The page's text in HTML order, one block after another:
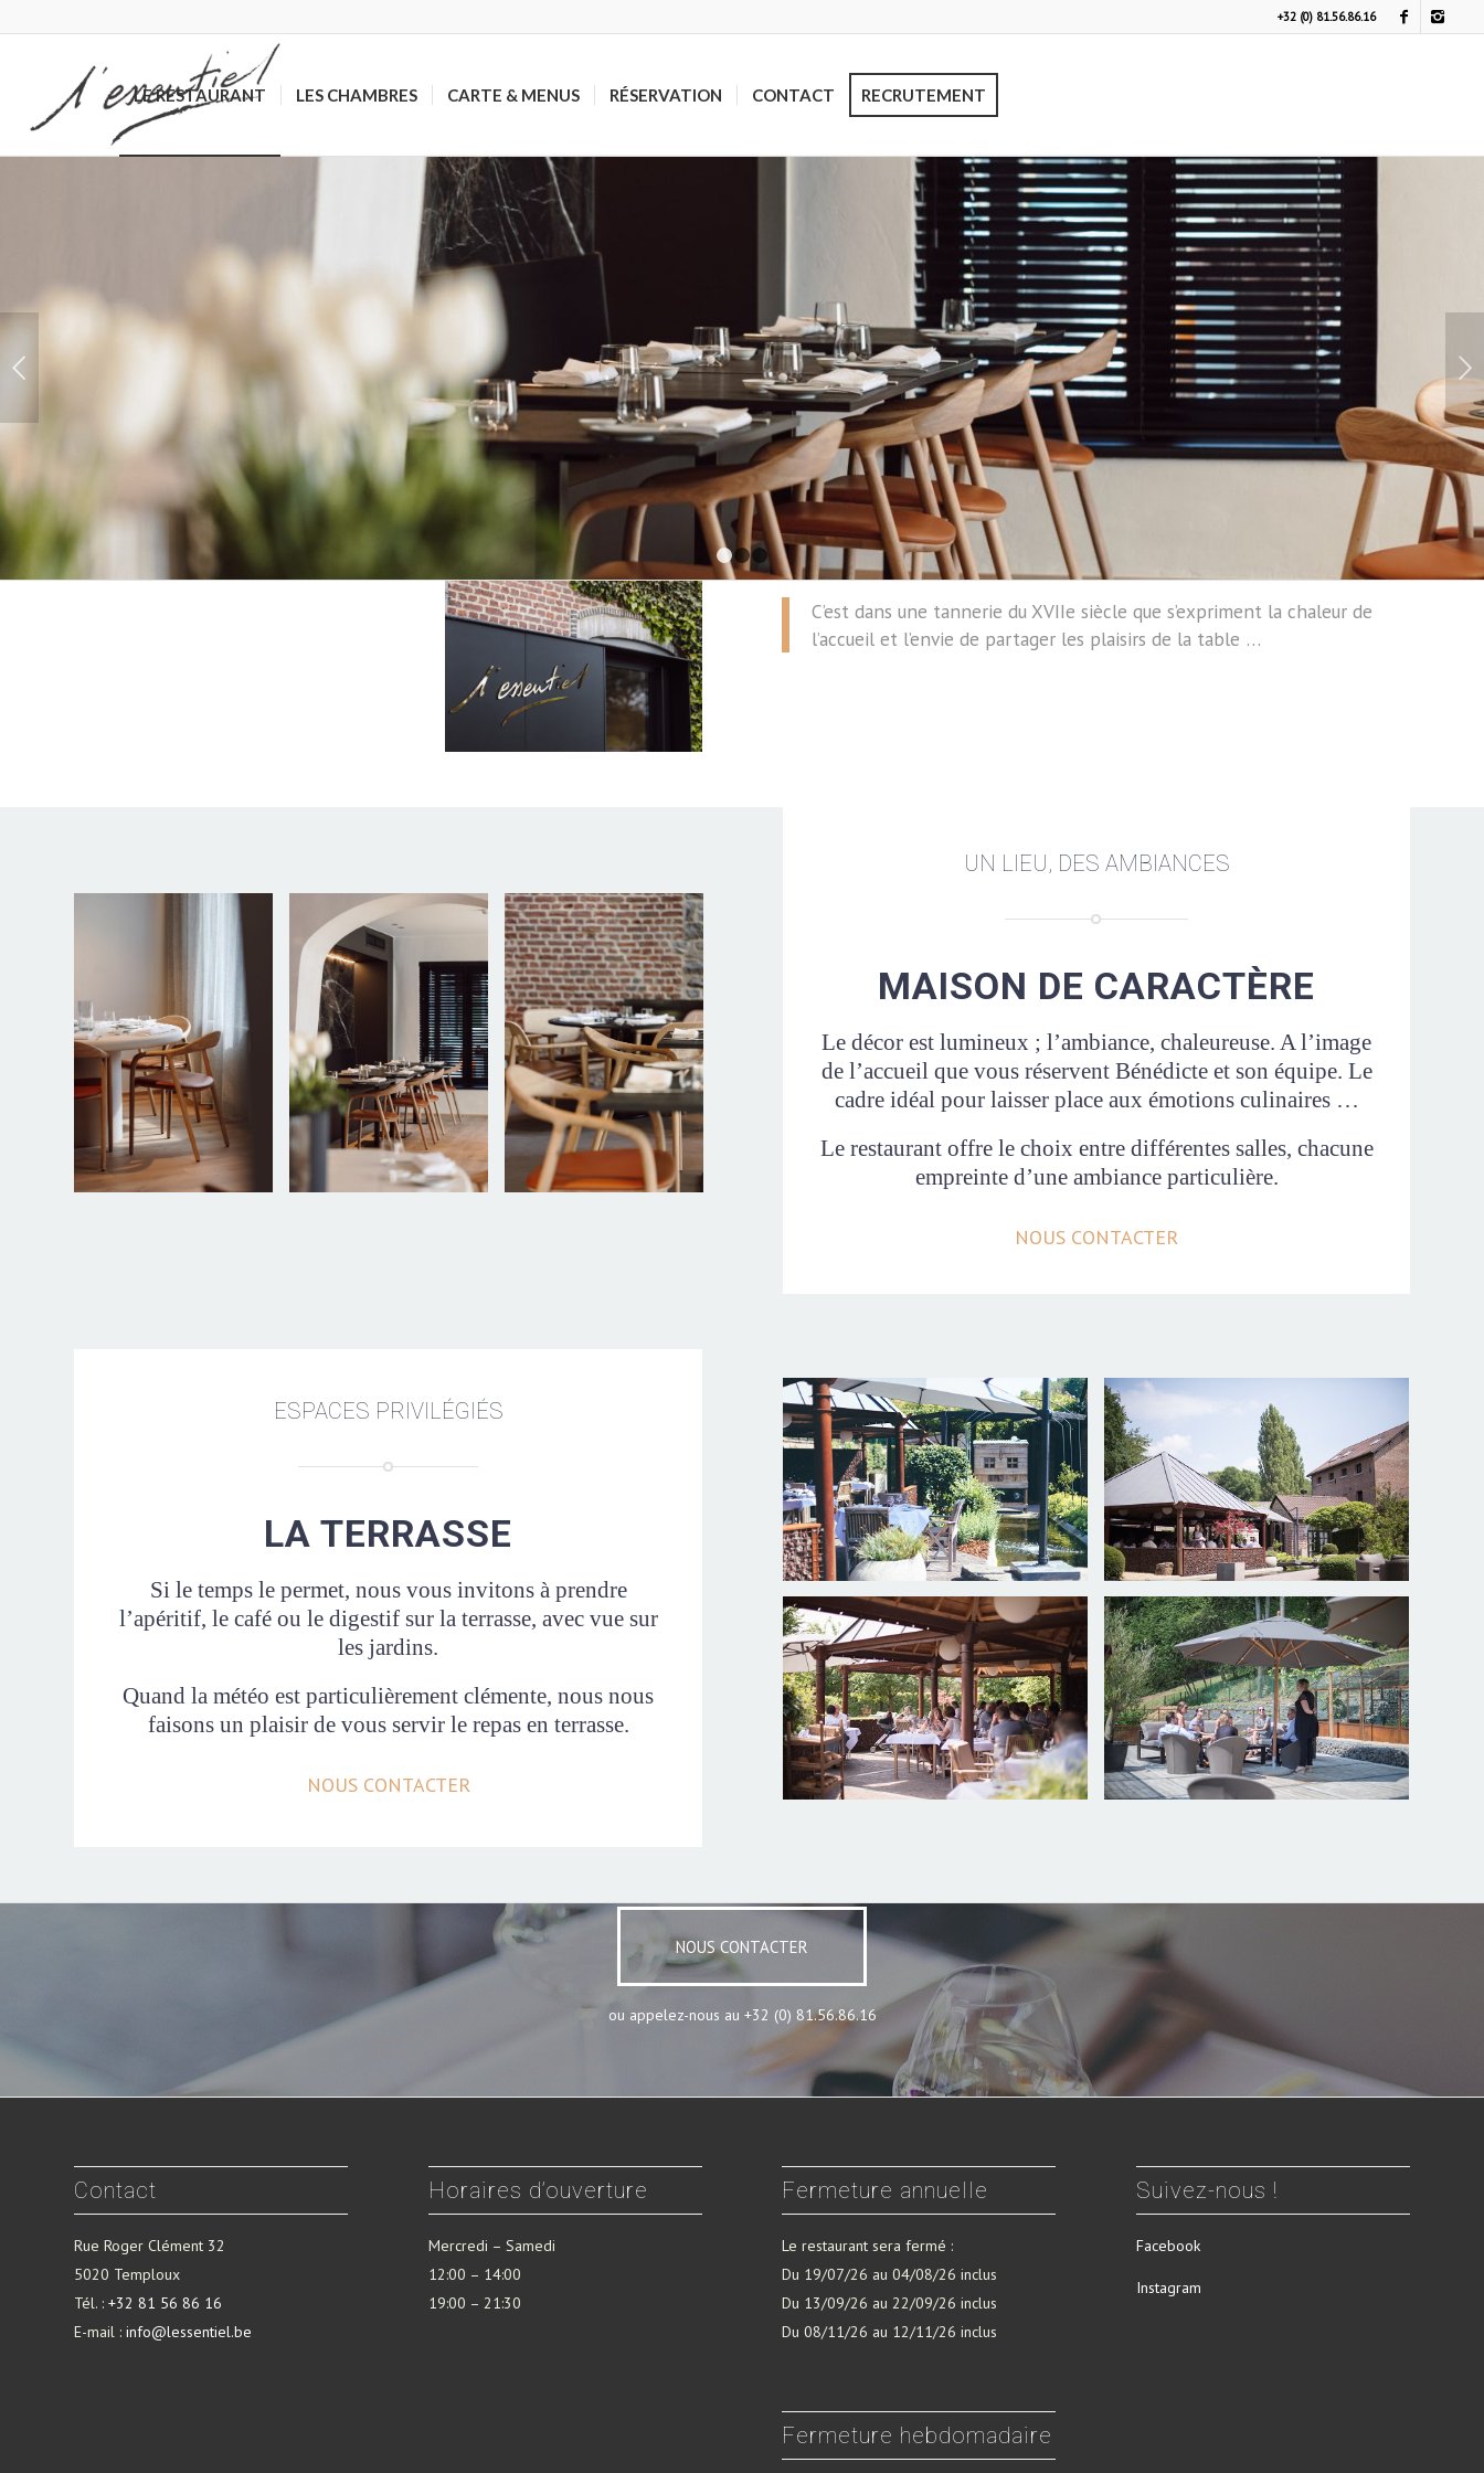
+32 (0) 81.56.86.16
LE RESTAURANT LES CHAMBRES CARTE & MENUS RÉSERVATION CONTACT RECRUTEMENT
Suivant
1 2 3
C’est dans une tannerie du XVIIe siècle que s’expriment la chaleur de
l’accueil et l’envie de partager les plaisirs de la table …
UN LIEU, DES AMBIANCES
MAISON DE CARACTÈRE
Le décor est lumineux ; l’ambiance, chaleureuse. A l’image
de l’accueil que vous réservent Bénédicte et son équipe. Le
cadre idéal pour laisser place aux émotions culinaires …
Le restaurant offre le choix entre différentes salles, chacune
empreinte d’une ambiance particulière.
NOUS CONTACTER
ESPACES PRIVILÉGIÉS
LA TERRASSE
Si le temps le permet, nous vous invitons à prendre
l’apéritif, le café ou le digestif sur la terrasse, avec vue sur
les jardins.
Quand la météo est particulièrement clémente, nous nous
faisons un plaisir de vous servir le repas en terrasse.
NOUS CONTACTER
NOUS CONTACTER
ou appelez-nous au +32 (0) 81.56.86.16
Contact
Rue Roger Clément 32
5020 Temploux
Tél. : +32 81 56 86 16
E-mail : info@lessentiel.be
Horaires d’ouverture
Mercredi – Samedi
12:00 – 14:00
19:00 – 21:30
Fermeture annuelle
Le restaurant sera fermé :
Du 19/07/26 au 04/08/26 inclus
Du 13/09/26 au 22/09/26 inclus
Du 08/11/26 au 12/11/26 inclus
Fermeture hebdomadaire
Suivez-nous !
Facebook
Instagram